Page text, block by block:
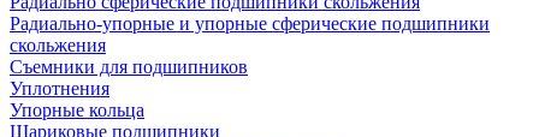
Радиально-упорные и упорные сферические подшипники
скольжения
Съемники для подшипников
Уплотнения
Упорные кольца
Шариковые подшипники